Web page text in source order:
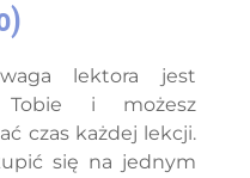
lektora jest
i możesz
czas każdej lekcji.
się na jednym